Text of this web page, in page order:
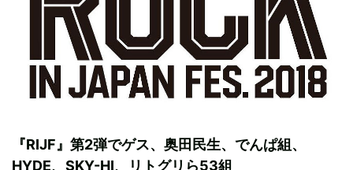
『RIJF』第2弾でゲス、奥田民生、でんぱ組、
HYDE、SKY-HI、リトグリら53組